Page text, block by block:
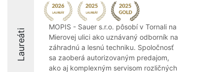
Laureáti
MOPIS - Sauer s.r.o. pôsobí v Tornali na
Mierovej ulici ako uznávaný odborník na
záhradnú a lesnú techniku. Spoločnosť
sa zaoberá autorizovaným predajom,
ako aj komplexným servisom rozličných